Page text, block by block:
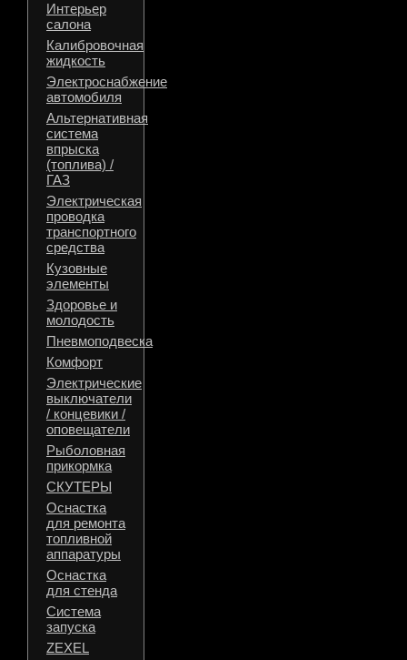
Интерьер
салона
Калибровочная
жидкость
Электроснабжение
автомобиля
Альтернативная
система
впрыска
(топлива) /
ГАЗ
Электрическая
проводка
транспортного
средства
Кузовные
элементы
Здоровье и
молодость
Пневмоподвеска
Комфорт
Электрические
выключатели
/ концевики /
оповещатели
Рыболовная
прикормка
СКУТЕРЫ
Оснастка
для ремонта
топливной
аппаратуры
Оснастка
для стенда
Система
запуска
ZEXEL